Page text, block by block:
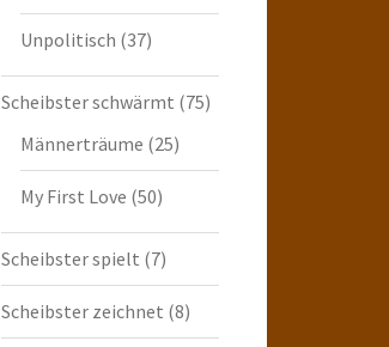
Unpolitisch (37)
Scheibster schwärmt (75)
Männerträume (25)
My First Love (50)
Scheibster spielt (7)
Scheibster zeichnet (8)